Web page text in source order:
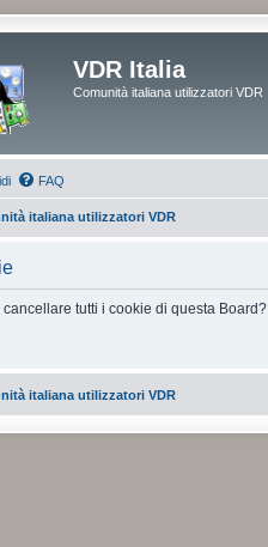
VDR Italia
Comunità italiana utilizzatori VDR
FAQ
italiana utilizzatori VDR
tutti i cookie di questa Board?
italiana utilizzatori VDR